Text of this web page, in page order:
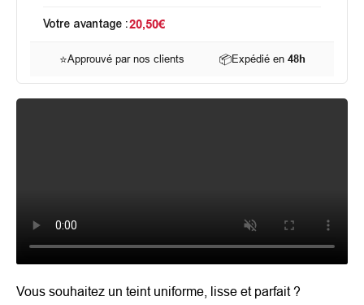
Votre avantage :20,50€
⭐Approuvé par nos clients 📦Expédié en 48h
Vous souhaitez un teint uniforme, lisse et parfait ?